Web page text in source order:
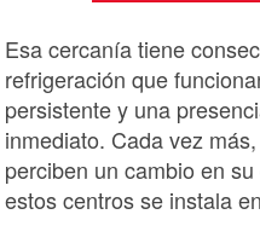
Esa cercanía tiene
refrigeración que
persistente y una
inmediato. Cada vez
perciben un cambio en
estos centros se instala